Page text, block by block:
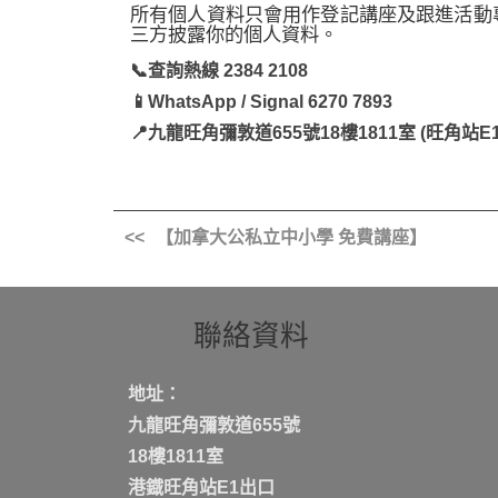
所有個人資料只會用作登記講座及跟進活
三方披露你的個人資料。
📞查詢熱線 2384 2108
📱WhatsApp / Signal 6270 7893
📍九龍旺角彌敦道655號18樓1811室 (旺角站
【加拿大公私立中小學 免費講座】
聯絡資料
地址：
九龍旺角彌敦道655號
18樓1811室
港鐡旺角站E1出口